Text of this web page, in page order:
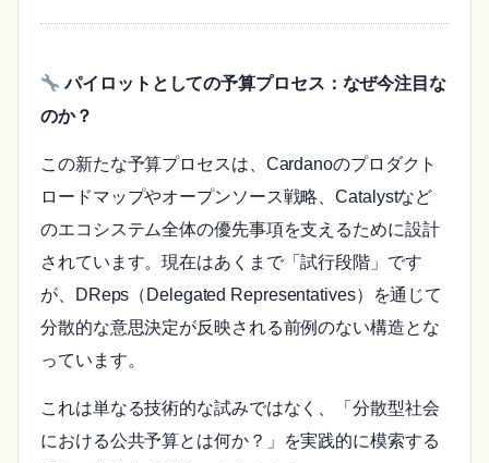
パイロットとしての予算プロセス：なぜ今注目な
のか？
この新たな予算プロセスは、Cardanoのプロダクト
ロードマップやオープンソース戦略、Catalystなど
のエコシステム全体の優先事項を支えるために設計
されています。現在はあくまで「試行段階」です
が、DReps（Delegated Representatives）を通じて
分散的な意思決定が反映される前例のない構造とな
っています。
これは単なる技術的な試みではなく、「分散型社会
における公共予算とは何か？」を実践的に模索する